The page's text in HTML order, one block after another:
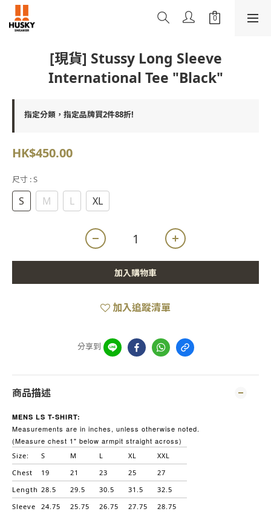
[現貨] Stussy Long Sleeve
International Tee "Black"
指定分類，指定品牌買2件88折!
HK$450.00
尺寸 : S
S M L XL
加入購物車
加入追蹤清單
分享到
商品描述
MENS LS T-SHIRT:
Measurements are in inches, unless otherwise noted.
(Measure chest 1" below armpit straight across)
Size: S M L XL
XXL
Chest
19 21 23 25
27
Length 28.5 29.5 30.5 31.5
32.5
Sleeve
24.75 25.75 26.75 27.75 28.75